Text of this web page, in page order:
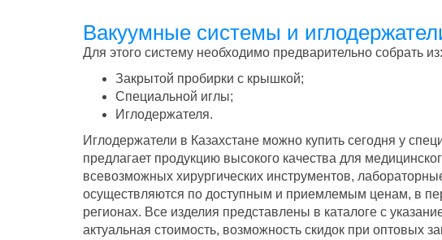
Вакуумные системы и
Для этого систему необходимо предварительно собрать из:
Закрытой пробирки с крышкой;
Специальной иглы;
Иглодержателя.
Иглодержатели в Казахстане можно купить сегодня у
предлагает продукцию высокого качества для
всевозможных хирургических инструментов,
осуществляются по доступным и приемлемым ценам, в
регионах. Все изделия представлены в каталоге с
актуальная стоимость, возможность скидок при оптовых